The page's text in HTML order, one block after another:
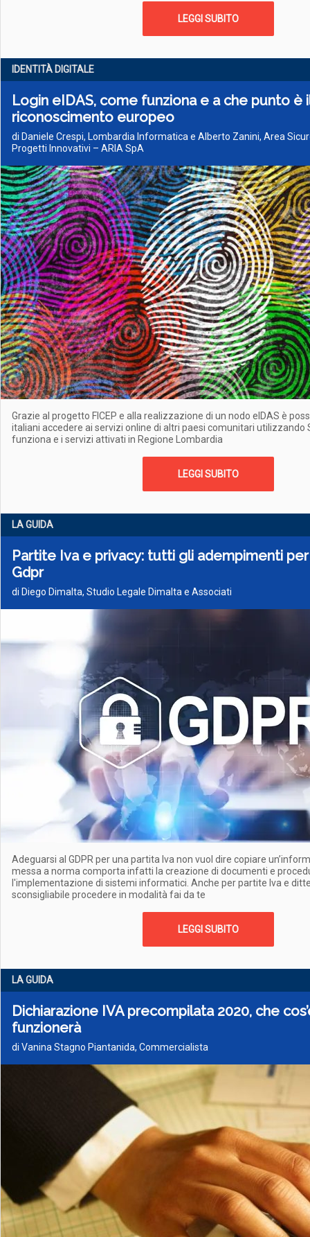
LEGGI SUBITO
IDENTITÀ DIGITALE
Login eIDAS, come funziona e a che punto è
riconoscimento europeo
di Daniele Crespi, Lombardia Informatica e Alberto Zanini, Area
Progetti Innovativi – ARIA SpA
Grazie al progetto FICEP e alla realizzazione di un nodo eIDAS è
italiani accedere ai servizi online di altri paesi comunitari utilizzando
funziona e i servizi attivati in Regione Lombardia
LEGGI SUBITO
LA GUIDA
Partite Iva e privacy: tutti gli adempimenti
Gdpr
di Diego Dimalta, Studio Legale Dimalta e Associati
Adeguarsi al GDPR per una partita Iva non vuol dire copiare
messa a norma comporta infatti la creazione di documenti e
l'implementazione di sistemi informatici. Anche per partite Iva e
sconsigliabile procedere in modalità fai da te
LEGGI SUBITO
LA GUIDA
Dichiarazione IVA precompilata 2020, che
funzionerà
di Vanina Stagno Piantanida, Commercialista